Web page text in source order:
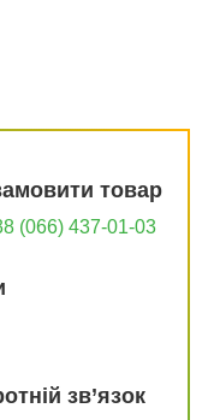
товар
(066) 437-01-03
зв’язок